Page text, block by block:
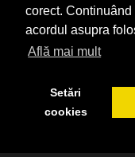
corect.
acordul asupra
Află mai mult
Setări
cookies